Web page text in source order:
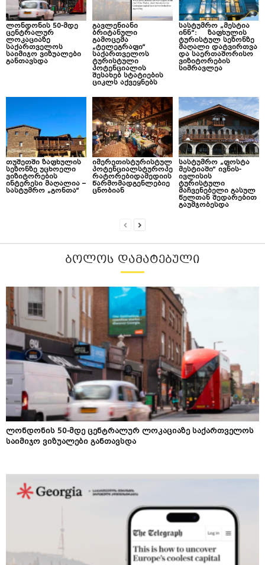
ლონდონის 50-მდე
ცენტრალურ
ლოკაციაზე
საქართველოს
საიმიჯო ვიზუალები
განთავსდა
გავლენიანი
ბრიტანული
გამოცემა
„ტელეგრაფი“
საქართველოს
ტურისტული
პოტენციალის
შესახებ სტატიების
ციკლს აქვეყნებს
სასტუმრო „მესტია
ინნ“: ზაფხულის
ტურისტულ სეზონზე
მაღალი დატვირთვა
და საერთაშორისო
ვიზიტორების
სიმრავლეა
თუშეთში ზაფხულის
სეზონზე უცხოელი
ვიზიტორების
ინტერესი მაღალია –
სასტუმრო „გონთა“
იმერეთისტურისტულ
პოტენციალსტუროპე
რატორებიდამედიის
წარმომადგენლებიე
ცნობიან
სასტუმრო „ფოსტა
მესტიაში“ ივნის-
ივლისის
ტურისტული
მაჩვენებელი გასულ
წელთან შედარებით
გაუმჯობესდა
ᲑᲝᲚᲝᲡ ᲓᲐᲛᲐᲢᲔᲑᲣᲚᲘ
ლონდონის 50-მდე ცენტრალურ ლოკაციაზე საქართველოს
საიმიჯო ვიზუალები განთავსდა